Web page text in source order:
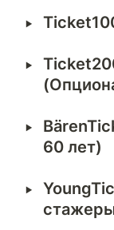
‣
‣
‣
60 лет)
‣